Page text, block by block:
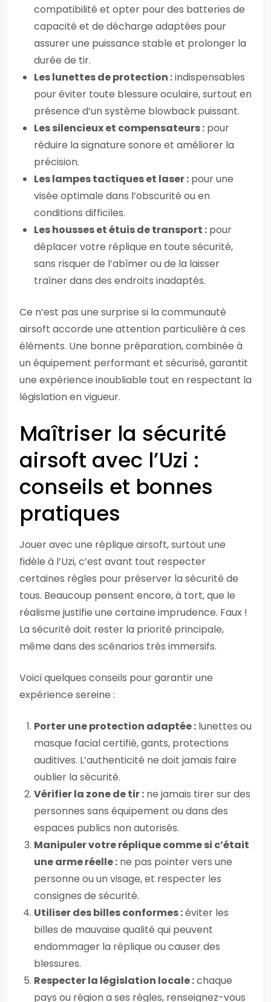
compatibilité et opter pour des batteries de
capacité et de décharge adaptées pour
assurer une puissance stable et prolonger la
durée de tir.
Les lunettes de protection :indispensables
pour éviter toute blessure oculaire, surtout en
présence d’un système blowback puissant.
Les silencieux et compensateurs : pour
réduire la signature sonore et améliorer la
précision.
Les lampes tactiques et laser : pour une
visée optimale dans l’obscurité ou en
conditions difficiles.
Les housses et étuis de transport : pour
déplacer votre réplique en toute sécurité,
sans risquer de l’abîmer ou de la laisser
traîner dans des endroits inadaptés.
Ce n’est pas une surprise si la communauté
airsoft accorde une attention particulière à ces
éléments. Une bonne préparation, combinée à
un équipement performant et sécurisé, garantit
une expérience inoubliable tout en respectant la
législation en vigueur.
Maîtriser la sécurité
airsoft avec l’Uzi :
conseils et bonnes
pratiques
Jouer avec une réplique airsoft, surtout une
fidèle à l’Uzi, c’est avant tout respecter
certaines règles pour préserver la sécurité de
tous. Beaucoup pensent encore, à tort, que le
réalisme justifie une certaine imprudence. Faux !
La sécurité doit rester la priorité principale,
même dans des scénarios très immersifs.
Voici quelques conseils pour garantir une
expérience sereine :
Porter une protection adaptée : lunettes ou
masque facial certifié, gants, protections
auditives. L’authenticité ne doit jamais faire
oublier la sécurité.
Vérifier la zone de tir : ne jamais tirer sur des
personnes sans équipement ou dans des
espaces publics non autorisés.
Manipuler votre réplique comme si c’était
une arme réelle : ne pas pointer vers une
personne ou un visage, et respecter les
consignes de sécurité.
Utiliser des billes conformes :éviter les
billes de mauvaise qualité qui peuvent
endommager la réplique ou causer des
blessures.
Respecter la législation locale :chaque
pays ou région a ses règles, renseignez-vous